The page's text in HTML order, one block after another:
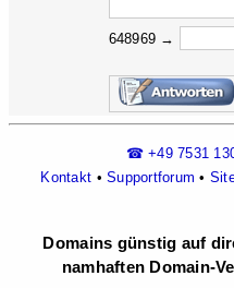
648969 →
☎ +49 7531
Kontakt •Supportforum •
Domains günstig auf
namhaften Domain-